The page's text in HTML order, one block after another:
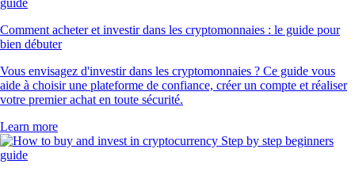
Comment acheter et investir dans les cryptomonnaies : le guide pour
bien débuter
Vous envisagez d'investir dans les cryptomonnaies ? Ce guide vous
aide à choisir une plateforme de confiance, créer un compte et réaliser
votre premier achat en toute sécurité.
Learn more